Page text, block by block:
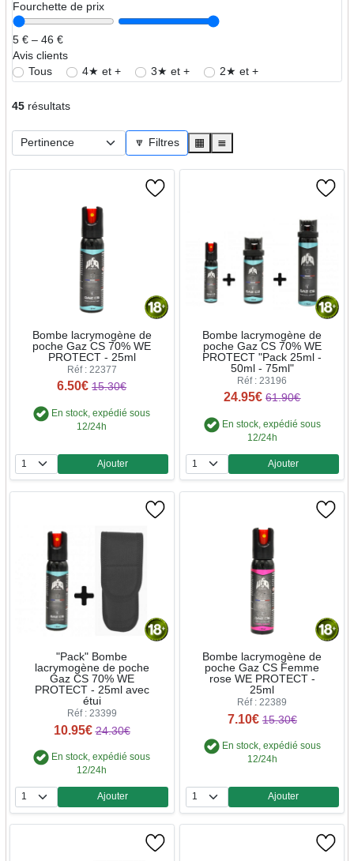
Fourchette de prix
5 € – 46 €
Avis clients
Tous
4★ et + 3★ et + 2★ et +
45résultats
🔽 Filtres ▦ ≣
Bombe lacrymogène de
poche Gaz CS 70% WE
PROTECT - 25ml
Réf : 22377
6.50€ 15.30€
En stock, expédié sous
12/24h
Quantité
Ajouter
Bombe lacrymogène de
poche Gaz CS 70% WE
PROTECT "Pack 25ml -
50ml - 75ml"
Réf : 23196
24.95€ 61.90€
En stock, expédié sous
12/24h
Quantité
Ajouter
"Pack" Bombe
lacrymogène de poche
Gaz CS 70% WE
PROTECT - 25ml avec
étui
Réf : 23399
10.95€ 24.30€
En stock, expédié sous
12/24h
Quantité
Ajouter
Bombe lacrymogène de
poche Gaz CS Femme
rose WE PROTECT -
25ml
Réf : 22389
7.10€ 15.30€
En stock, expédié sous
12/24h
Quantité
Ajouter